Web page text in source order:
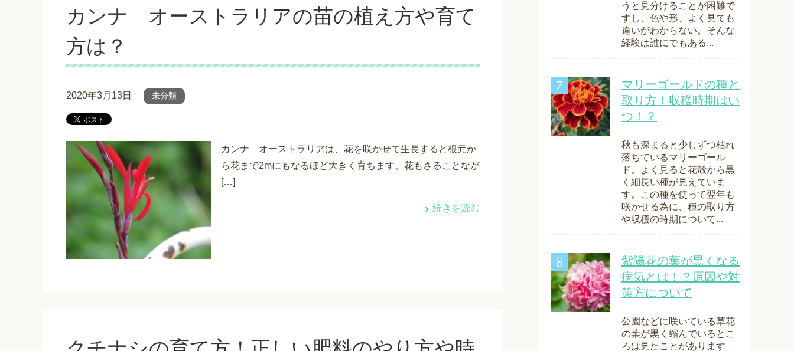
カンナ オーストラリアの苗の植え方や育て
方は？
2020年3月13日 未分類
カンナ オーストラリアは、花を咲かせて生長すると根元か
ら花まで2mにもなるほど大きく育ちます。花もさることなが
[…]
続きを読む
うと見分けることが困難で
すし、色や形、よく見ても
違いがわからない。そんな
経験は誰にでもある...
マリーゴールドの種と
取り方！収穫時期はい
つ！？
秋も深まると少しずつ枯れ
落ちているマリーゴール
ド。よく見ると花殻から黒
く細長い種が見えていま
す。この種を使って翌年も
咲かせる為に、種の取り方
や収穫の時期について...
紫陽花の葉が黒くなる
病気とは！？原因や対
策方について
公園などに咲いている草花
の葉が黒く縮んでいるとこ
ろは見たことがあります